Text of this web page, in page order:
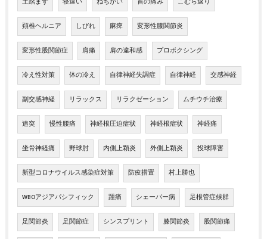
頚椎ヘルニア しびれ 麻痺 変形性膝関節炎
変形性股関節症 肩痛 肩の違和感 プロボクシング
冷え性対策 体の冷え 自律神経失調症 自律神経 交感神経
副交感神経 リラックス リラクゼーション ムチウチ治療
追突 慢性腰痛 神経根圧迫症状 神経根症状 神経痛
坐骨神経痛 野球肘 内側上顆炎 外側上顆炎 投球障害
新型コロナウイルス感染症対策 防疫措置 村上勝也
WBOアジアパシフィック 踵痛 シェーバー病 足根管症候群
足関節炎 足関節症 シンスプリント 膝関節炎 股関節痛